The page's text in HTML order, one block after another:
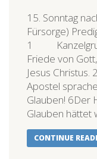
15. Sonntag
Fürsorge)
1 Kanzelgruß
Friede von
Jesus
Apostel
Glauben! 6Der
Glauben hättet
CONTINUE